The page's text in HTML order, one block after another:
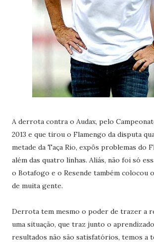
A derrota contra o Audax, pelo
2013 e que tirou o Flamengo da disputa
metade da Taça Rio, expôs problemas do
além das quatro linhas. Aliás, não foi só
o Botafogo e o Resende também colocou
de muita gente.
Derrota tem mesmo o poder de trazer a
uma situação, que traz junto o
resultados não são satisfatórios, temos a